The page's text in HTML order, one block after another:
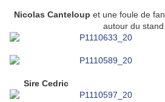
Nicolas Canteloup et une foule de
autour du stand
Sire Cedric